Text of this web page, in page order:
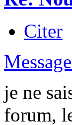
Citer
Message
je ne
forum,